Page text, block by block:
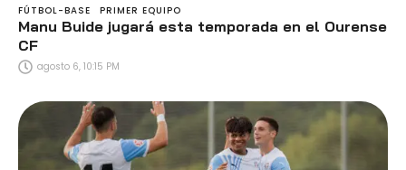
FÚTBOL-BASE PRIMER EQUIPO
Manu Buide jugará esta temporada en el Ourense
CF
agosto 6, 10:15 PM